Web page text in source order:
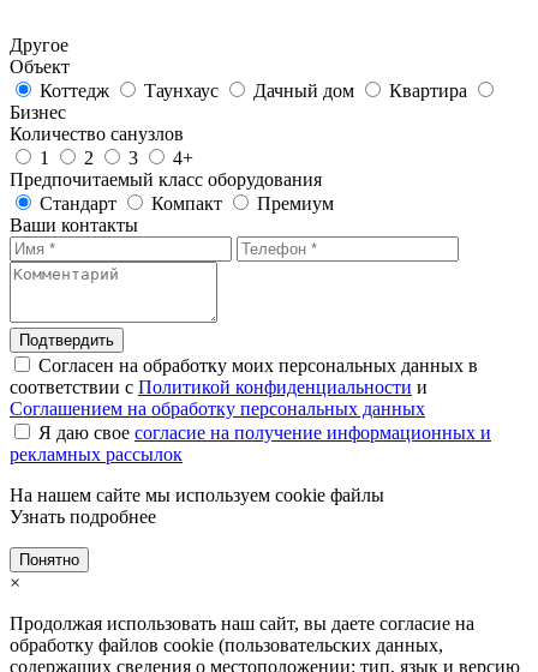
Другое
Объект
Коттедж
Таунхаус Дачный дом
Квартира
Бизнес
Количество санузлов
1
2 3
4+
Предпочитаемый класс оборудования
Стандарт
Компакт
Премиум
Ваши контакты
Подтвердить
Согласен на обработку моих персональных данных в
соответствии с Политикой конфиденциальности и
Соглашением на обработку персональных данных
Я даю свое согласие на получение информационных и
рекламных рассылок
На нашем сайте мы используем cookie файлы
Узнать подробнее
Понятно
×
Продолжая использовать наш сайт, вы даете согласие на
обработку файлов cookie (пользовательских данных,
содержащих сведения о местоположении; тип, язык и версию